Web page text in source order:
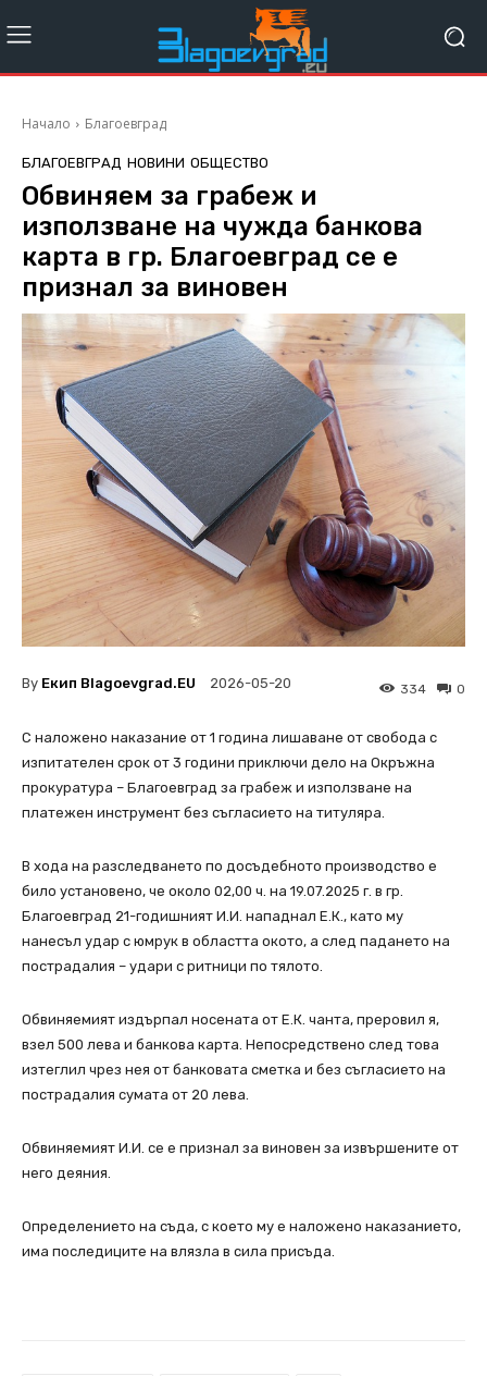
Начало Благоевград
БЛАГОЕВГРАД НОВИНИ ОБЩЕСТВО
Обвиняем за грабеж и
използване на чужда банкова
карта в гр. Благоевград се е
признал за виновен
By Екип Blagoevgrad.EU 2026-05-20 0
334
С наложено наказание от 1 година лишаване от свобода с
изпитателен срок от 3 години приключи дело на Окръжна
прокуратура – Благоевград за грабеж и използване на
платежен инструмент без съгласието на титуляра.
В хода на разследването по досъдебното производство е
било установено, че около 02,00 ч. на 19.07.2025 г. в гр.
Благоевград 21-годишният И.И. нападнал Е.К., като му
нанесъл удар с юмрук в областта окото, а след падането на
пострадалия – удари с ритници по тялото.
Обвиняемият издърпал носената от Е.К. чанта, преровил я,
взел 500 лева и банкова карта. Непосредствено след това
изтеглил чрез нея от банковата сметка и без съгласието на
пострадалия сумата от 20 лева.
Обвиняемият И.И. се е признал за виновен за извършените от
него деяния.
Определението на съда, с което му е наложено наказанието,
има последиците на влязла в сила присъда.